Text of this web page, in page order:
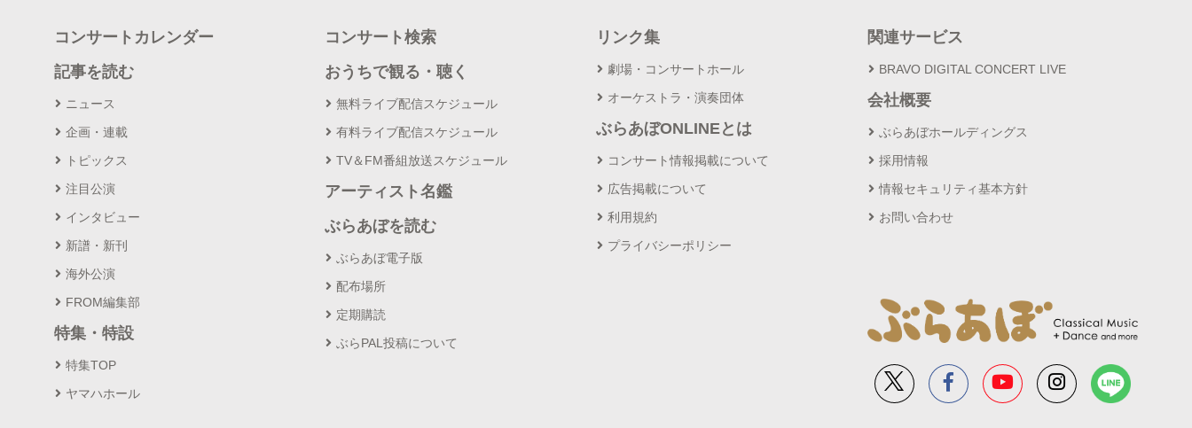
コンサートカレンダー
記事を読む
ニュース
企画・連載
トピックス
注目公演
インタビュー
新譜・新刊
海外公演
FROM編集部
特集・特設
特集TOP
ヤマハホール
コンサート検索
おうちで観る・聴く
無料ライブ配信スケジュール
有料ライブ配信スケジュール
TV＆FM番組放送スケジュール
アーティスト名鑑
ぶらあぼを読む
ぶらあぼ電子版
配布場所
定期購読
ぶらPAL投稿について
リンク集
劇場・コンサートホール
オーケストラ・演奏団体
ぶらあぼONLINEとは
コンサート情報掲載について
広告掲載について
利用規約
プライバシーポリシー
関連サービス
BRAVO DIGITAL CONCERT LIVE
会社概要
ぶらあぼホールディングス
採用情報
情報セキュリティ基本方針
お問い合わせ